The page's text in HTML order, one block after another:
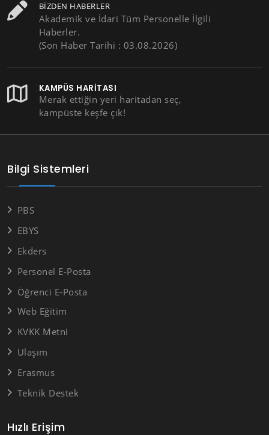
BIZDEN HABERLER
Akademik ve İdari Tüm Personelle İlgili
Haberler.
(Son Haber Tarihi : 03.08.2026)
KAMPÜS HARITASI
Merak ettiğin yeri haritadan seç,
kampüste keşfe çık!
Hızlı Erişim
Bilgi Sistemleri
PBS
EBYS
Ekders
Personel E-Posta
Öğrenci E-Posta
Web Eğitim
KVKK Metni
Ulaşım
Erasmus
Teknik Destek